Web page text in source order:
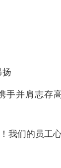
扬
手并肩志存
我们的员工